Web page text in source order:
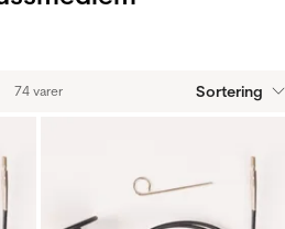
74 varer Sortering